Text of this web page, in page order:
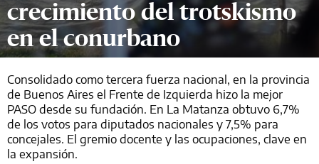
crecimiento del trotskismo
en el conurbano
Consolidado como tercera fuerza nacional, en la provincia
de Buenos Aires el Frente de Izquierda hizo la mejor
PASO desde su fundación. En La Matanza obtuvo 6,7%
de los votos para diputados nacionales y 7,5% para
concejales. El gremio docente y las ocupaciones, clave en
la expansión.